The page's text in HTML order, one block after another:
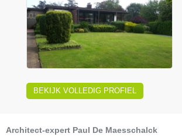
BEKIJK VOLLEDIG PROFIEL
Architect-expert Paul De Maesschalck